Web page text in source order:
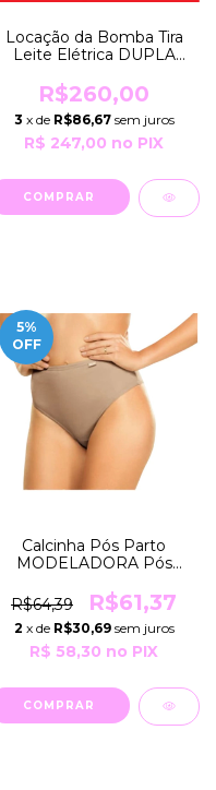
Locação da Bomba Tira
Leite Elétrica DUPLA
Dias EXTRATORA Bivolt
Robusta Profissional
Medela
R$260,00
3 x de R$86,67 sem juros
R$ 247,00 no PIX
5%
OFF
Calcinha Pós Parto
MODELADORA Pós
para Modelar R3020
Moderna Lingerie
R$64,39 R$61,37
2 x de R$30,69 sem juros
R$ 58,30 no PIX
COMPRAR